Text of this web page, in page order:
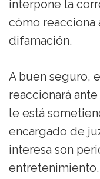
interpone la
cómo reacciona
difamación.
A buen seguro,
reaccionará
le está
encargado de
interesa son